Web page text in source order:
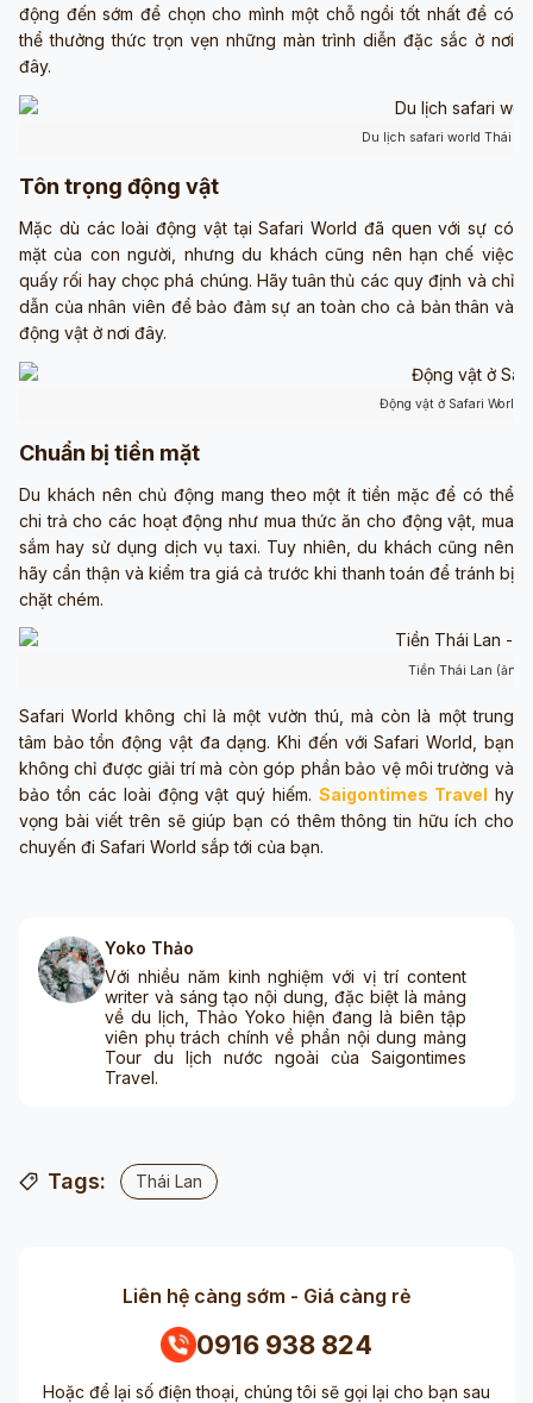
động đến sớm để chọn cho mình một chỗ ngồi tốt nhất để có
thể thưởng thức trọn vẹn những màn trình diễn đặc sắc ở nơi
đây.
Du lịch safari world Thái
Tôn trọng động vật
Mặc dù các loài động vật tại Safari World đã quen với sự có
mặt của con người, nhưng du khách cũng nên hạn chế việc
quấy rối hay chọc phá chúng. Hãy tuân thủ các quy định và chỉ
dẫn của nhân viên để bảo đảm sự an toàn cho cả bản thân và
động vật ở nơi đây.
Động vật ở Safari World
Chuẩn bị tiền mặt
Du khách nên chủ động mang theo một ít tiền mặc để có thể
chi trả cho các hoạt động như mua thức ăn cho động vật, mua
sắm hay sử dụng dịch vụ taxi. Tuy nhiên, du khách cũng nên
hãy cẩn thận và kiểm tra giá cả trước khi thanh toán để tránh bị
chặt chém.
Tiền Thái Lan (ảnh
Safari World không chỉ là một vườn thú, mà còn là một trung
tâm bảo tồn động vật đa dạng. Khi đến với Safari World, bạn
không chỉ được giải trí mà còn góp phần bảo vệ môi trường và
bảo tồn các loài động vật quý hiếm.Saigontimes Travel hy
vọng bài viết trên sẽ giúp bạn có thêm thông tin hữu ích cho
chuyến đi Safari World sắp tới của bạn.
Yoko Thảo
Với nhiều năm kinh nghiệm với vị trí content
writer và sáng tạo nội dung, đặc biệt là mảng
về du lịch, Thảo Yoko hiện đang là biên tập
viên phụ trách chính về phần nội dung mảng
Tour du lịch nước ngoài của Saigontimes
Travel.
Tags: Thái Lan
Liên hệ càng sớm - Giá càng rẻ
0916 938 824
Hoặc để lại số điện thoại, chúng tôi sẽ gọi lại cho bạn sau